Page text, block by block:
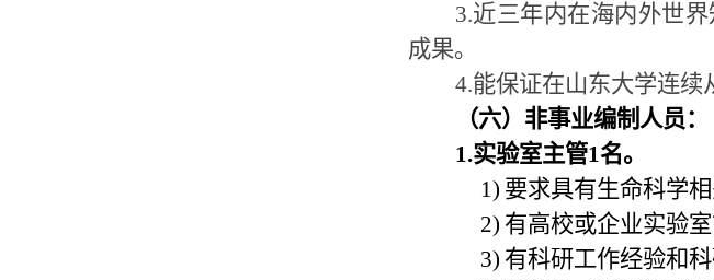
3.近三年内在海内外世
成果。
4.能保证在山东大学连续
（六）非事业编制人员：
1.实验室主管1名。
1) 要求具有生命科学
2) 有高校或企业实验
3) 有科研工作经验和